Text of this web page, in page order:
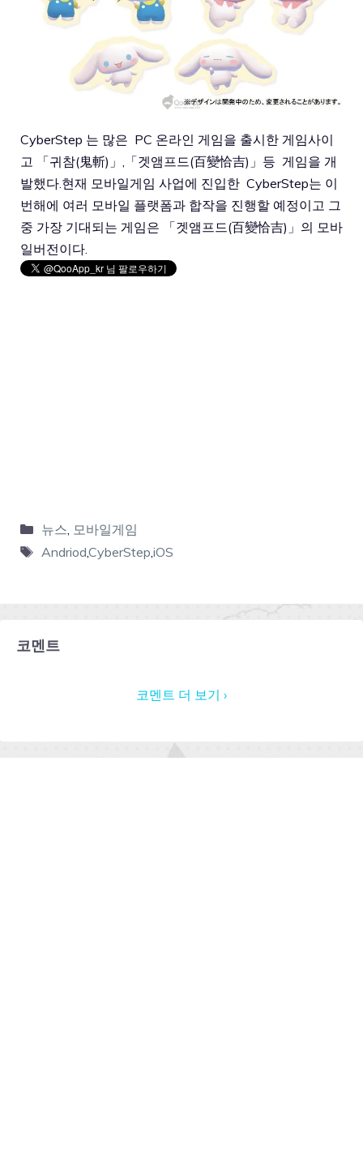
CyberStep 는 많은 PC 온라인 게임을 출시한 게임사이
고 「귀참(鬼斬)」,「겟앰프드(百變恰吉)」등 게임을 개
발했다.현재 모바일게임 사업에 진입한 CyberStep는 이
번해에 여러 모바일 플랫폼과 합작을 진행할 예정이고 그
중 가장 기대되는 게임은 「겟앰프드(百變恰吉)」의 모바
일버전이다.
뉴스, 모바일게임
Andriod,CyberStep,iOS
코멘트
코멘트 더 보기 ›